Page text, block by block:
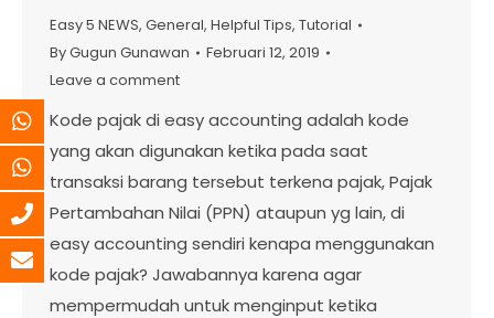
Easy 5 NEWS, General, Helpful Tips, Tutorial
ByGugun Gunawan
Februari 12, 2019
Leave a comment
Kode pajak di easy accounting adalah kode
yang akan digunakan ketika pada saat
transaksi barang tersebut terkena pajak, Pajak
Pertambahan Nilai (PPN) ataupun yg lain, di
easy accounting sendiri kenapa menggunakan
kode pajak? Jawabannya karena agar
mempermudah untuk menginput ketika